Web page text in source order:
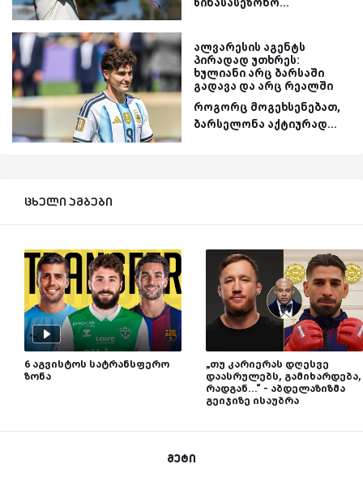
ალვარესის აგენტს
პირადად უთხრეს:
ხულიანი არც ბარსაში
გადავა და არც რეალში
როგორც მოგეხსენებათ,
ბარსელონა აქტიურად...
ცხელი ამბები
6 აგვისტოს სატრანსფერო
ზონა
„თუ კარიერას დღესვე
დაასრულებს, გამიხარდება,
რადგან...“ - აბდელაზიზმა
გეიჯიზე ისაუბრა
მეტი